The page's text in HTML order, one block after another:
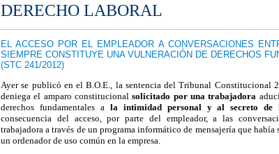
DERECHO LABORAL
EL ACCESO POR EL EMPLEADOR A CONVERSACIONES
SIEMPRE CONSTITUYE UNA VULNERACIÓN DE DERECHOS
(STC 241/2012)
Ayer se publicó en el B.O.E., la sentencia del Tribunal Constitucional
deniega el amparo constitucional solicitado por una trabajadora
derechos fundamentales a la intimidad personal y al secreto de
consecuencia del acceso, por parte del empleador, a las
trabajadora a través de un programa informático de mensajería que había
un ordenador de uso común en la empresa.